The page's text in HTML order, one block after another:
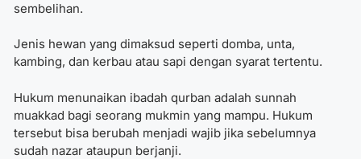
sembelihan.
Jenis hewan yang dimaksud seperti domba, unta,
kambing, dan kerbau atau sapi dengan syarat tertentu.
Hukum menunaikan ibadah qurban adalah sunnah
muakkad bagi seorang mukmin yang mampu. Hukum
tersebut bisa berubah menjadi wajib jika sebelumnya
sudah nazar ataupun berjanji.